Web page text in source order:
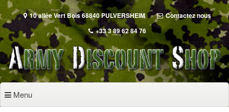
Aller
au
contenu
principal
10 allée Vert Bois 68840 PULVERSHEIM
Contactez nous
+33 3 89 62 84 76
Menu